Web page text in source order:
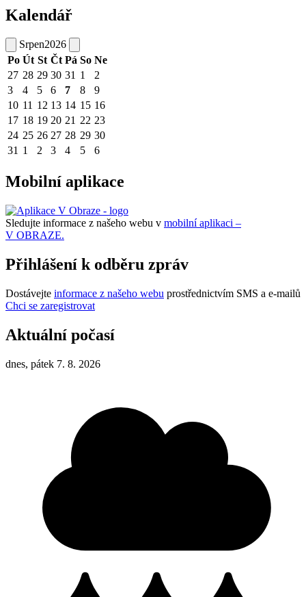
Kalendář
Srpen2026
Po Út St Čt Pá So Ne
27 28 29 30 31 1
2
3
4 5 6 7 8
9
10 11 12 13 14 15 16
17 18 19 20 21 22 23
24 25 26 27 28 29 30
31 1 2 3 4 5 6
Mobilní aplikace
Sledujte informace z našeho webu v mobilní aplikaci –
V OBRAZE.
Přihlášení k odběru zpráv
Dostávejte informace z našeho webu prostřednictvím SMS a e-mailů
Chci se zaregistrovat
Aktuální počasí
dnes, pátek 7. 8. 2026